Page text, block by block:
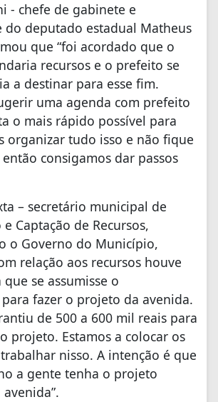
- chefe de gabinete e
do deputado estadual Matheus
que “foi acordado que o
recursos e o prefeito se
a destinar para esse fim.
uma agenda com prefeito
o mais rápido possível para
organizar tudo isso e não fique
consigamos dar passos
– secretário municipal de
Captação de Recursos,
o Governo do Município,
relação aos recursos houve
se assumisse o
fazer o projeto da avenida.
de 500 a 600 mil reais para
projeto. Estamos a colocar os
nisso. A intenção é que
a gente tenha o projeto